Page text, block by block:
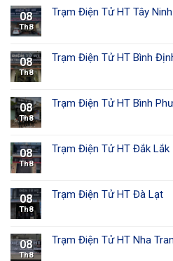
08
Th8
Trạm Điện Tử HT Tây Ninh
08
Th8
Trạm Điện Tử HT Bình
08
Th8
Trạm Điện Tử HT Bình
08
Th8
Trạm Điện Tử HT Đắk Lắk
08
Th8
Trạm Điện Tử HT Đà Lạt
08
Th8
Trạm Điện Tử HT Nha